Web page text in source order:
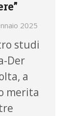
2025
studi
Der
a
merita